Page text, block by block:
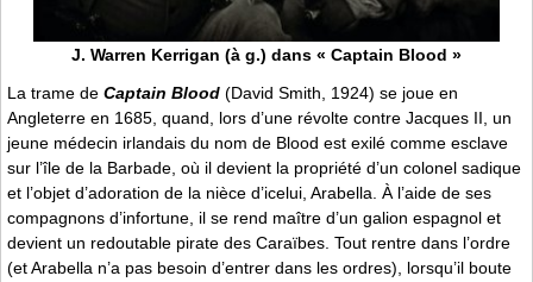
J. Warren Kerrigan (à g.) dans « Captain Blood »
La trame de Captain Blood (David Smith, 1924) se joue en
Angleterre en 1685, quand, lors d’une révolte contre Jacques II, un
jeune médecin irlandais du nom de Blood est exilé comme esclave
sur l’île de la Barbade, où il devient la propriété d’un colonel sadique
et l’objet d’adoration de la nièce d’icelui, Arabella. À l’aide de ses
compagnons d’infortune, il se rend maître d’un galion espagnol et
devient un redoutable pirate des Caraïbes. Tout rentre dans l’ordre
(et Arabella n’a pas besoin d’entrer dans les ordres), lorsqu’il boute